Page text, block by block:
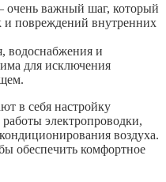
важный шаг, который
и повреждений внутренних
водоснабжения и
для исключения
в себя настройку
электропроводки,
воздуха.
обеспечить комфортное